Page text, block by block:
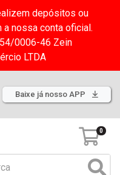
depósitos ou
a nossa conta oficial.
0006-46 Zein
LTDA
Baixe já nosso APP
0